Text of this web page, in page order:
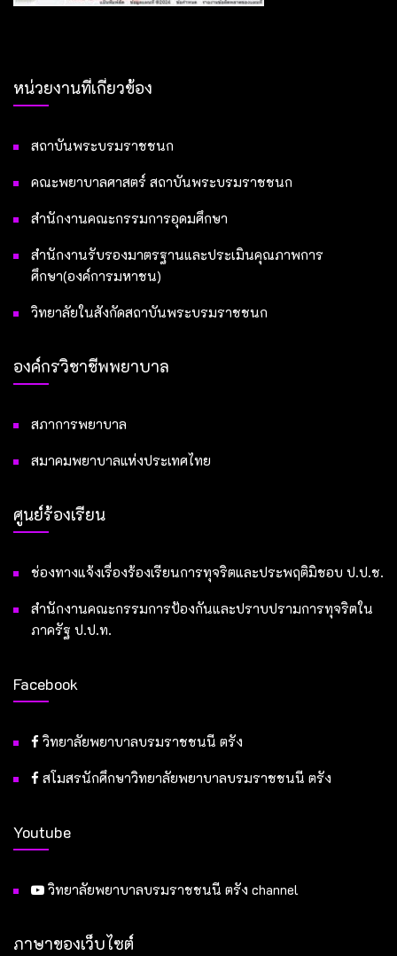
หน่วยงานที่เกี่ยวข้อง
สถาบันพระบรมราชชนก
คณะพยาบาลศาสตร์ สถาบันพระบรมราชชนก
สำนักงานคณะกรรมการอุดมศึกษา
สำนักงานรับรองมาตรฐานและประเมินคุณภาพการ
ศึกษา(องค์การมหาชน)
วิทยาลัยในสังกัดสถาบันพระบรมราชชนก
องค์กรวิชาชีพพยาบาล
สภาการพยาบาล
สมาคมพยาบาลแห่งประเทศไทย
ศูนย์ร้องเรียน
ช่องทางแจ้งเรื่องร้องเรียนการทุจริตและประพฤติมิชอบ ป.ป.ช.
สำนักงานคณะกรรมการป้องกันและปราบปรามการทุจริตใน
ภาครัฐ ป.ป.ท.
Facebook
วิทยาลัยพยาบาลบรมราชชนนี ตรัง
สโมสรนักศึกษาวิทยาลัยพยาบาลบรมราชชนนี ตรัง
Youtube
วิทยาลัยพยาบาลบรมราชชนนี ตรัง channel
ภาษาของเว็บไซต์